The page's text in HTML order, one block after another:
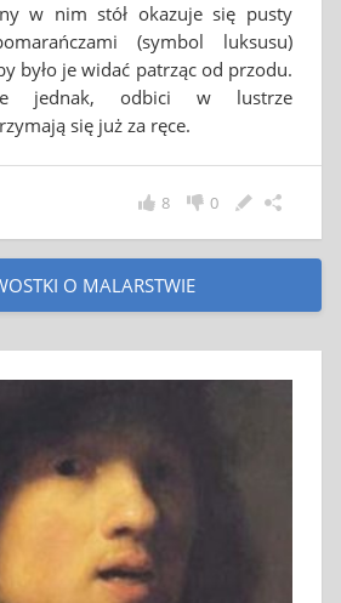
w nim stół okazuje się pusty
(symbol luksusu)
było je widać patrząc od przodu.
jednak, odbici w lustrze
się już za ręce.
0
8
O MALARSTWIE